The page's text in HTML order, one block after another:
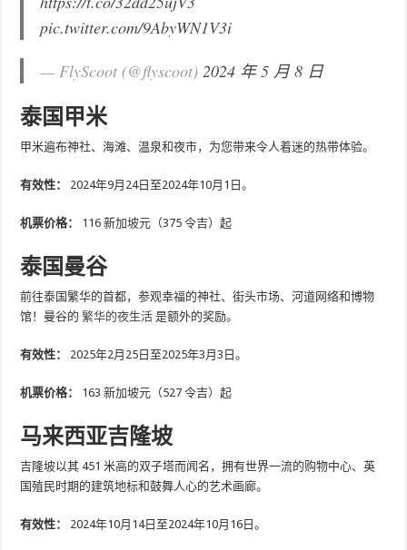
pic.twitter.com/9AbyWN1V3i
— FlyScoot (@flyscoot)2024 年 5 月 8 日
泰国甲米
甲米遍布神社、海滩、温泉和夜市，为您带来令人着迷的热带体验。
有效性： 2024年9月24日至2024年10月1日。
机票价格： 116 新加坡元（375 令吉）起
泰国曼谷
前往泰国繁华的首都，参观幸福的神社、街头市场、河道网络和博物
馆！曼谷的繁华的夜生活 是额外的奖励。
有效性： 2025年2月25日至2025年3月3日。
机票价格： 163 新加坡元（527 令吉）起
马来西亚吉隆坡
吉隆坡以其 451 米高的双子塔而闻名，拥有世界一流的购物中心、英
国殖民时期的建筑地标和鼓舞人心的艺术画廊。
有效性： 2024年10月14日至2024年10月16日。